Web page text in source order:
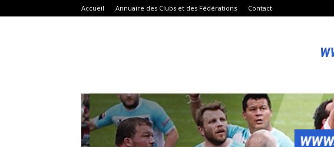
Accueil Annuaire des Clubs et des Fédérations Contact